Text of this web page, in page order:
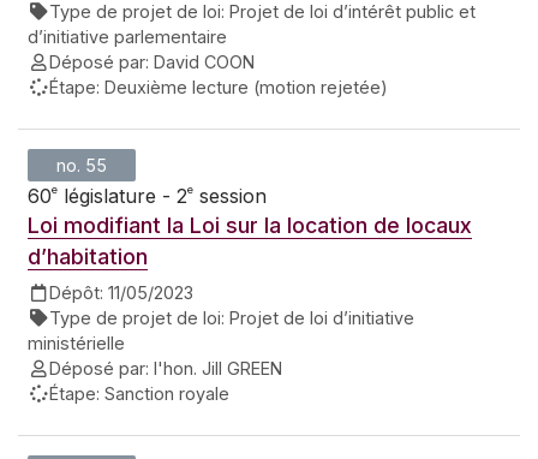
Type de projet de loi: Projet de loi d’intérêt public et
d’initiative parlementaire
Déposé par: David COON
Étape: Deuxième lecture (motion rejetée)
no. 55
60e législature - 2e session
Loi modifiant la Loi sur la location de locaux
d’habitation
Dépôt: 11/05/2023
Type de projet de loi: Projet de loi d’initiative
ministérielle
Déposé par: l'hon. Jill GREEN
Étape: Sanction royale